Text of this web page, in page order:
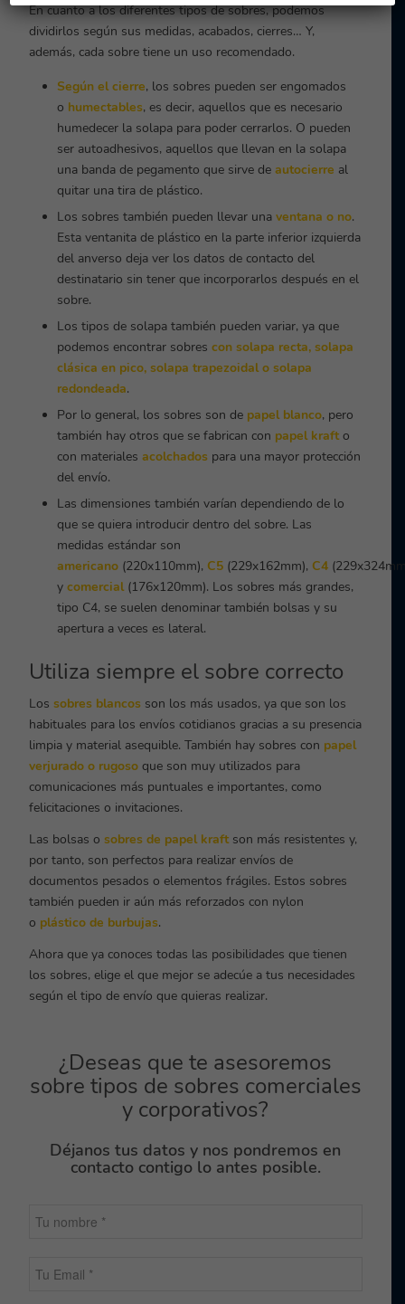
En cuanto a los diferentes tipos de sobres, podemos
dividirlos según sus medidas, acabados, cierres… Y,
además, cada sobre tiene un uso recomendado.
Según el cierre, los sobres pueden ser engomados
o humectables, es decir, aquellos que es necesario
humedecer la solapa para poder cerrarlos. O pueden
ser autoadhesivos, aquellos que llevan en la solapa
una banda de pegamento que sirve deautocierre al
quitar una tira de plástico.
Los sobres también pueden llevar unaventana o no.
Esta ventanita de plástico en la parte inferior izquierda
del anverso deja ver los datos de contacto del
destinatario sin tener que incorporarlos después en el
sobre.
Los tipos de solapa también pueden variar, ya que
podemos encontrar sobrescon solapa recta, solapa
clásica en pico, solapa trapezoidal o solapa
redondeada.
Por lo general, los sobres son de papel blanco, pero
también hay otros que se fabrican con papel krafto
con materialesacolchados para una mayor protección
del envío.
Las dimensiones también varían dependiendo de lo
que se quiera introducir dentro del sobre. Las
medidas estándar son
americano (220x110mm), C5 (229x162mm), C4
ycomercial(176x120mm). Los sobres más grandes,
tipo C4, se suelen denominar también bolsas y su
apertura a veces es lateral.
Utiliza siempre el sobre correcto
Lossobres blancos son los más usados, ya que son los
habituales para los envíos cotidianos gracias a su presencia
limpia y material asequible. También hay sobres con papel
verjurado o rugoso que son muy utilizados para
comunicaciones más puntuales e importantes, como
felicitaciones o invitaciones.
Las bolsas osobres de papel kraftson más resistentes y,
por tanto, son perfectos para realizar envíos de
documentos pesados o elementos frágiles. Estos sobres
también pueden ir aún más reforzados con nylon
o plástico de burbujas.
Ahora que ya conoces todas las posibilidades que tienen
los sobres, elige el que mejor se adecúe a tus necesidades
según el tipo de envío que quieras realizar.
¿Deseas que te asesoremos
sobre tipos de sobres comerciales
y corporativos?
Déjanos tus datos y nos pondremos en
contacto contigo lo antes posible.